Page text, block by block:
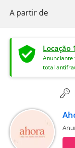
A partir de
Locação
Anunciante
total